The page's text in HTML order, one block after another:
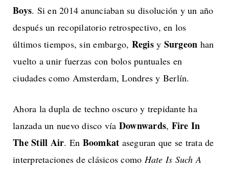
Boys. Si en 2014 anunciaban su disolución y un año
después un recopilatorio retrospectivo, en los
últimos tiempos, sin embargo, Regisy Surgeon han
vuelto a unir fuerzas con bolos puntuales en
ciudades como Amsterdam, Londres y Berlín.
Ahora la dupla de techno oscuro y trepidante ha
lanzada un nuevo disco vía Downwards, Fire In
The Still Air. En Boomkat aseguran que se trata de
interpretaciones de clásicos como Hate Is Such A